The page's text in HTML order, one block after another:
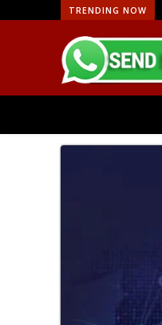
TRENDING NOW